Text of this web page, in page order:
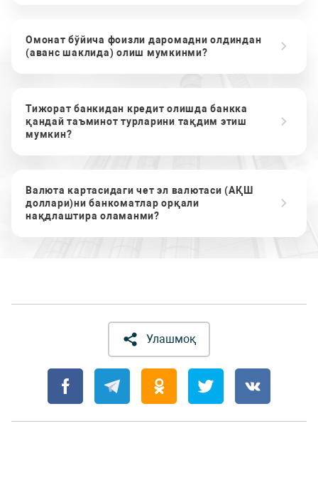
Омонат бўйича фоизли даромадни олдиндан
(аванс шаклида) олиш мумкинми?
Тижорат банкидан кредит олишда банкка
қандай таъминот турларини тақдим этиш
мумкин?
Валюта картасидаги чет эл валютаси (АҚШ
доллари)ни банкоматлар орқали
нақдлаштира оламанми?
Улашмоқ